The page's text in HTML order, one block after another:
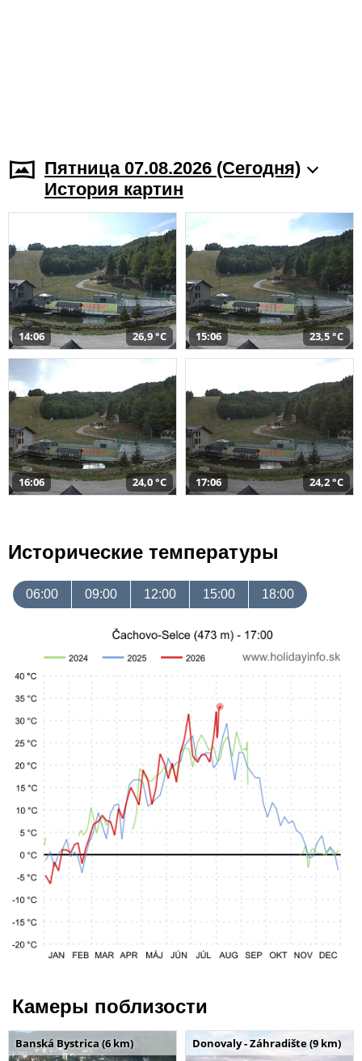
Пятница 07.08.2026 (Cегодня)
История картин
14:06 26,9 °C 15:06 23,5 °C
16:06 24,0 °C 17:06 24,2 °C
Исторические температуры
06:00 09:00 12:00 15:00 18:00
Камеры поблизости
Banská Bystrica (6 km) Donovaly - Záhradište (9 km)